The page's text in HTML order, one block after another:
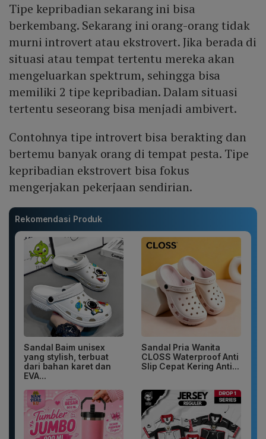
Tipe kepribadian sekarang ini bisa
berkembang. Sekarang ini orang-orang tidak
murni introvert atau ekstrovert. Jika berada di
situasi atau tempat tertentu mereka akan
mengeluarkan spektrum, sehingga bisa
memiliki 2 tipe kepribadian. Dalam situasi
tertentu seseorang bisa menjadi ambivert.
Contohnya tipe introvert bisa berakting dan
bertemu banyak orang di tempat pesta. Tipe
kepribadian ekstrovert bisa fokus
mengerjakan pekerjaan sendirian.
Rekomendasi Produk
Sandal Baim unisex
yang stylish, terbuat
dari bahan karet dan
EVA...
Sandal Pria Wanita
CLOSS Waterproof Anti
Slip Cepat Kering Anti...